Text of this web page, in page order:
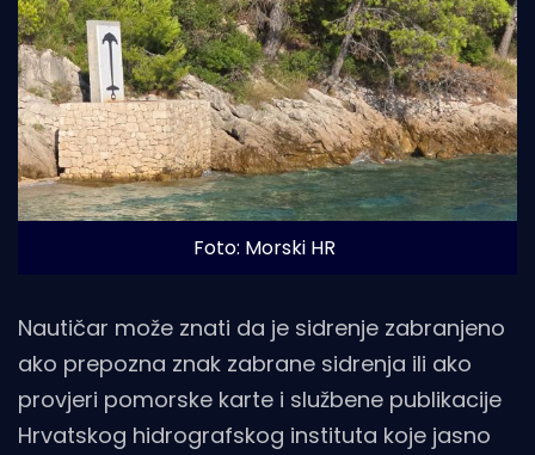
Foto: Morski HR
Nautičar može znati da je sidrenje zabranjeno
ako prepozna znak zabrane sidrenja ili ako
provjeri pomorske karte i službene publikacije
Hrvatskog hidrografskog instituta koje jasno